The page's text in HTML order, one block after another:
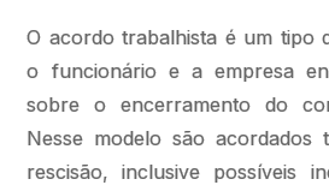
O acordo trabalhista é um tipo
o funcionário e a empresa
sobre o encerramento do
Nesse modelo são acordados
rescisão, inclusive possíveis